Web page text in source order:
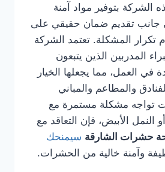
الشركة بتوفير مواد آمنة
جانب تقديم ضمان حقيقي على
تكرار المشكلة. تعتمد الشركة
المدربين الذين يتبعون
في العمل، مما يجعلها الخيار
والمطاعم والمباني
تواجه مشكلة مستمرة مع
النمل الأبيض، فإن التعاقد مع
حشرات الشارقة سيمنحك
وآمنة خالية من الحشرات.